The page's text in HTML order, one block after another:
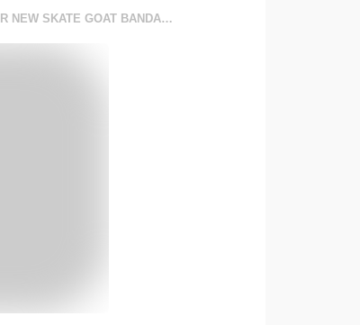
【公式】 スラッシャー バンダナ THRASHER NEW SKATE GOAT BANDANA スカーフ メンズ レディース ユニセックス ブラック 黒